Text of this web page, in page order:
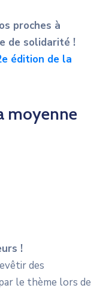
proches à
de solidarité !
édition de la
moyenne
!
des
le thème lors de